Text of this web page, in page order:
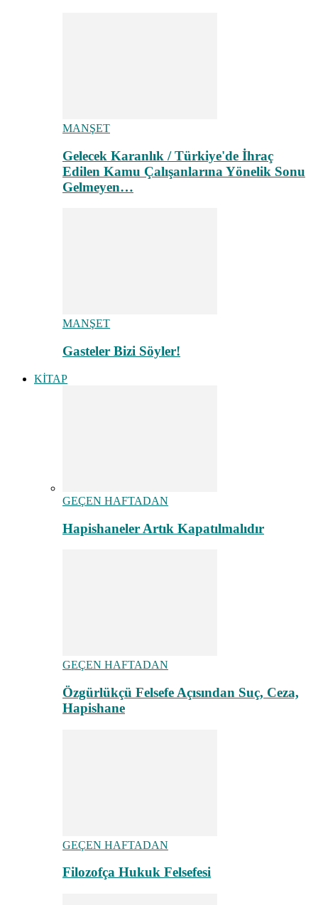
MANŞET
Gelecek Karanlık / Türkiye'de İhraç
Edilen Kamu Çalışanlarına Yönelik Sonu
Gelmeyen…
MANŞET
Gasteler Bizi Söyler!
KİTAP
GEÇEN HAFTADAN
Hapishaneler Artık Kapatılmalıdır
GEÇEN HAFTADAN
Özgürlükçü Felsefe Açısından Suç, Ceza,
Hapishane
GEÇEN HAFTADAN
Filozofça Hukuk Felsefesi